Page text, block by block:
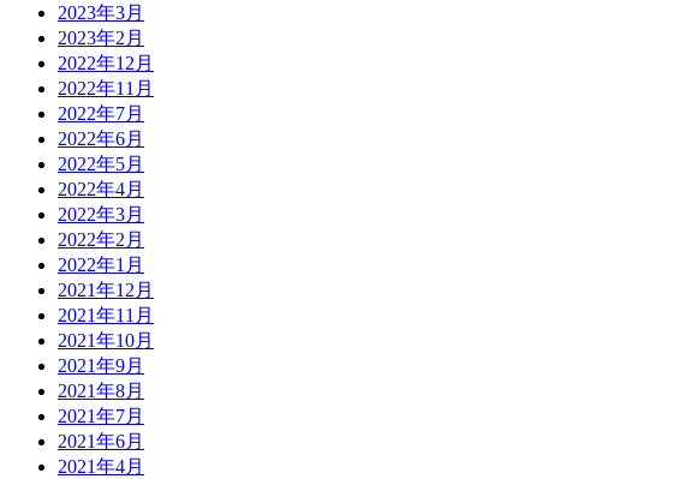
2023年3月
2023年2月
2022年12月
2022年11月
2022年7月
2022年6月
2022年5月
2022年4月
2022年3月
2022年2月
2022年1月
2021年12月
2021年11月
2021年10月
2021年9月
2021年8月
2021年7月
2021年6月
2021年4月